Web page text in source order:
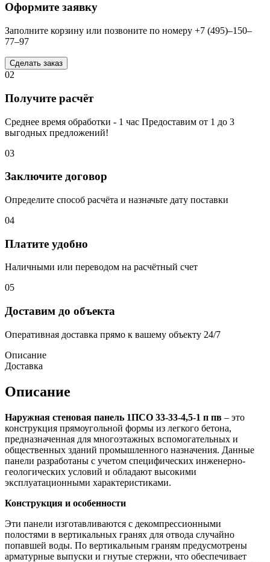
Оформите заявку
Заполните корзину или позвоните по номеру +7 (495)–150–
77–97
Сделать заказ
02
Получите расчёт
Среднее время обработки - 1 час Предоставим от 1 до 3
выгодных предложений!
03
Заключите договор
Определите способ расчёта и назначьте дату поставки
04
Платите удобно
Наличными или переводом на расчётный счет
05
Доставим до объекта
Оперативная доставка прямо к вашему объекту 24/7
Описание
Доставка
Описание
Наружная стеновая панель 1ПСО 33-33-4,5-1 п пв – это
конструкция прямоугольной формы из легкого бетона,
предназначенная для многоэтажных вспомогательных и
общественных зданий промышленного назначения. Данные
панели разработаны с учетом специфических инженерно-
геологических условий и обладают высокими
эксплуатационными характеристиками.
Конструкция и особенности
Эти панели изготавливаются с декомпрессионными
полостями в вертикальных гранях для отвода случайно
попавшей воды. По вертикальным граням предусмотрены
арматурные выпуски и гнутые стержни, что обеспечивает